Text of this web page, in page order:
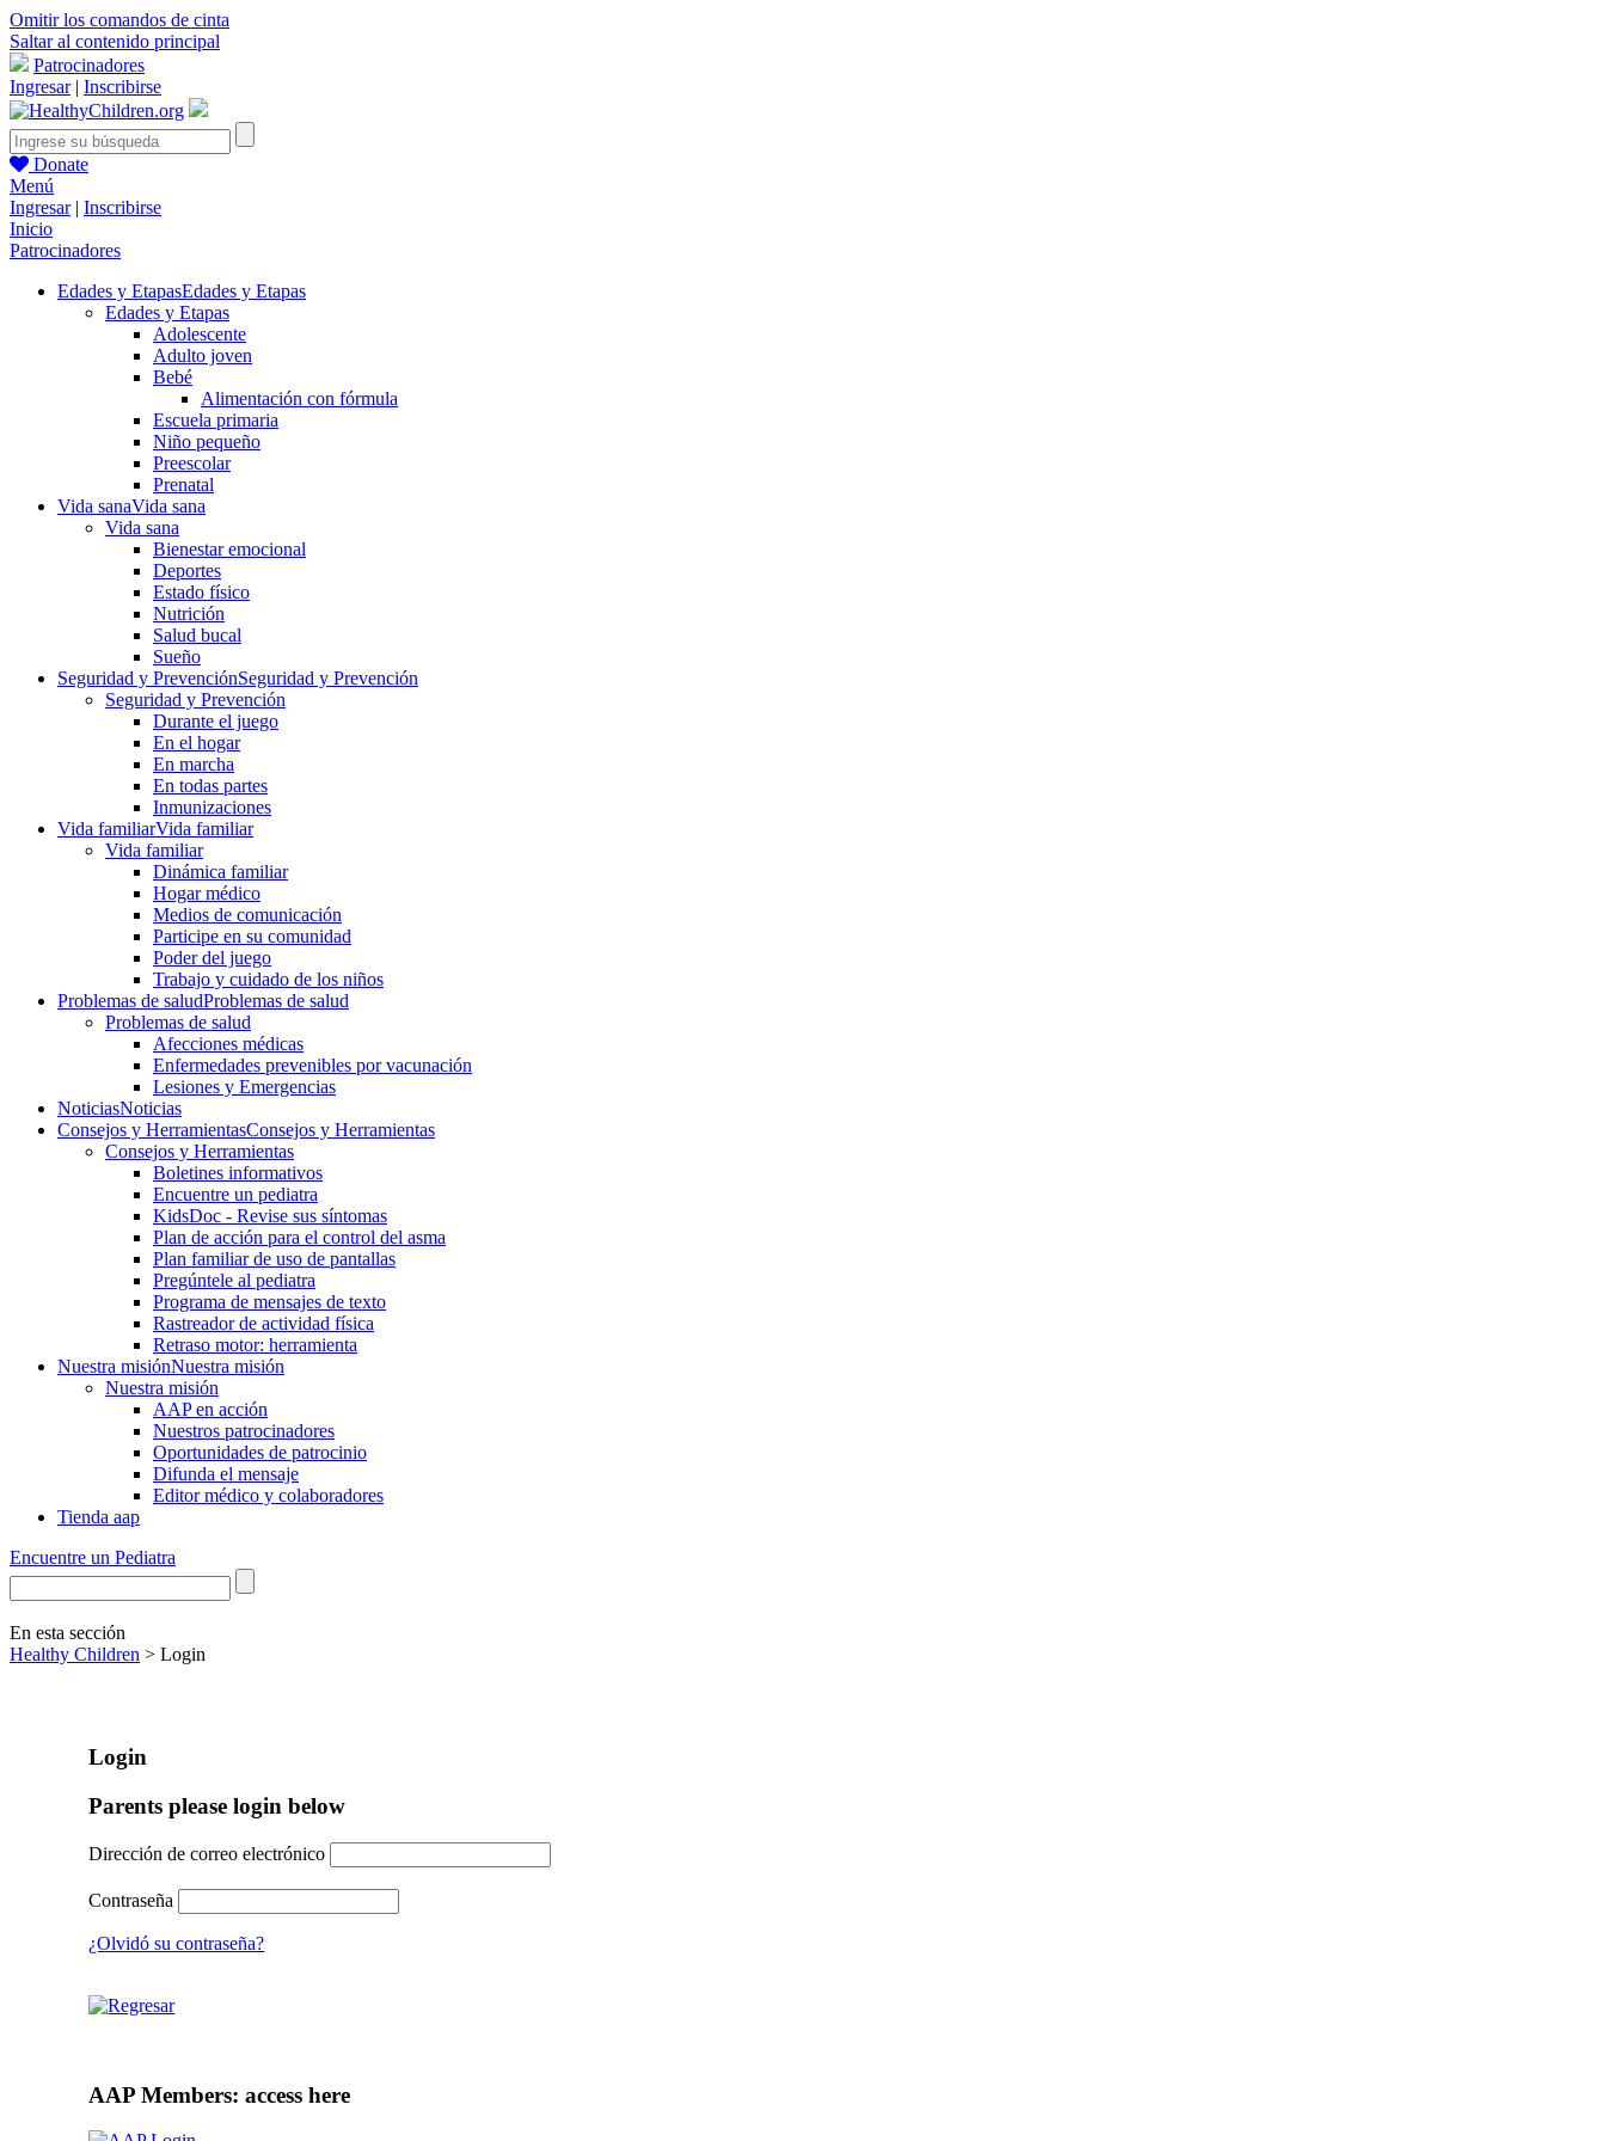
Omitir los comandos de cinta
Saltar al contenido principal
Patrocinadores
Ingresar| Inscribirse
Donate
Menú
Ingresar| Inscribirse
Inicio
Patrocinadores
Edades y EtapasEdades y Etapas
Edades y Etapas
Adolescente
Adulto joven
Bebé
Alimentación con fórmula
Escuela primaria
Niño pequeño
Preescolar
Prenatal
Vida sanaVida sana
Vida sana
Bienestar emocional
Deportes
Estado físico
Nutrición
Salud bucal
Sueño
Seguridad y PrevenciónSeguridad y Prevención
Seguridad y Prevención
Durante el juego
En el hogar
En marcha
En todas partes
Inmunizaciones
Vida familiarVida familiar
Vida familiar
Dinámica familiar
Hogar médico
Medios de comunicación
Participe en su comunidad
Poder del juego
Trabajo y cuidado de los niños
Problemas de saludProblemas de salud
Problemas de salud
Afecciones médicas
Enfermedades prevenibles por vacunación
Lesiones y Emergencias
NoticiasNoticias
Consejos y HerramientasConsejos y Herramientas
Consejos y Herramientas
Boletines informativos
Encuentre un pediatra
KidsDoc - Revise sus síntomas
Plan de acción para el control del asma
Plan familiar de uso de pantallas
Pregúntele al pediatra
Programa de mensajes de texto
Rastre​​ador de activida​d física
Retraso motor: herramienta
Nuestra misiónNuestra misión
Nuestra misión
AAP en acción
Nuestros patrocinadores
Oportunidades de patrocinio
Difunda el mensaje
Editor médico y colaboradores
Tienda aap
Encuentre un Pediatra
En esta sección
Healthy Children > Login
Login
Parents please login below
Dirección de correo electrónico
Contraseña
¿Olvidó su contraseña?
AAP Members: access here